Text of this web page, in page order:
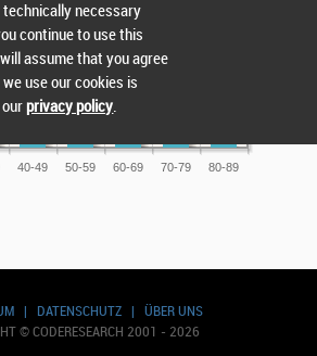
| DATENSCHUTZ| ÜBER UNS
© CODERESEARCH 2001 - 2026
40-49 50-59 60-69 70-79 80-89
26
technically necessary
continue to use this
assume that you agree
use our cookies is
ourprivacy policy.